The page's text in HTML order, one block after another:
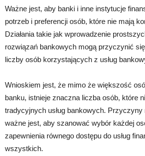
Ważne jest, aby banki i inne instytucje
potrzeb i preferencji osób, które nie mają
Działania takie jak wprowadzenie
rozwiązań bankowych mogą przyczynić
liczby osób korzystających z usług
Wnioskiem jest, że mimo że większość
banku, istnieje znaczna liczba osób, które
tradycyjnych usług bankowych.
ważne jest, aby szanować wybór każdej
zapewnienia równego dostępu do usług
wszystkich.